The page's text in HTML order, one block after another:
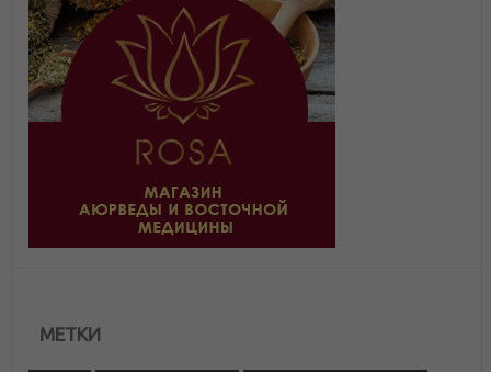
МЕТКИ